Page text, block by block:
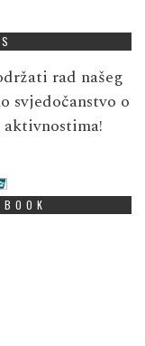
rad našeg
svjedočanstvo o